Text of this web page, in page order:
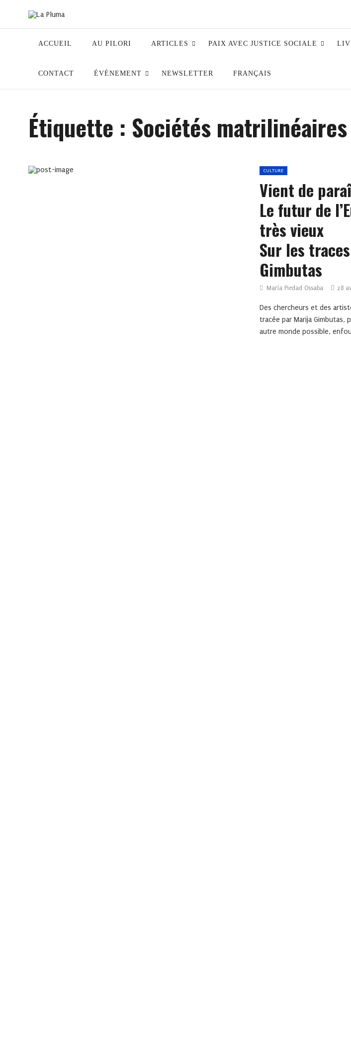
ACCUEIL AU PILORI ARTICLES PAIX AVEC JUSTICE SOCIALE
CONTACT ÉVÉNEMENT NEWSLETTER FRANÇAIS
Étiquette : Sociétés matrilinéaires
CULTURE
Vient de
Le futur de
très vieux
Sur les
Gimbutas
María Piedad Ossaba 28
Des chercheurs et des
tracée par Marija Gimbutas,
autre monde possible,